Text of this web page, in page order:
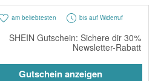
am beliebtesten bis auf Widerruf
SHEIN Gutschein: Sichere dir 30%
Newsletter-Rabatt
Gutschein anzeigen